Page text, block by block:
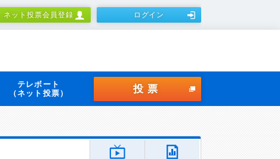
ネット投票会員登録 ログイン
テレボート
（ネット投票）
投票